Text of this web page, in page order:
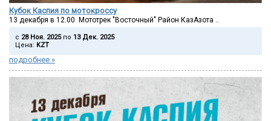
Кубок Каспия по мотокроссу
13 декабря в 12.00 Мототрек "Восточный" Район КазАзота ..
c 28 Ноя. 2025по 13 Дек. 2025
Цена: KZT
подробнее »